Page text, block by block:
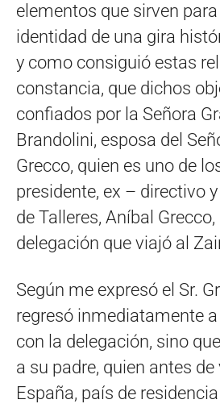
elementos que sirven
identidad de una gira
y como consiguió estas
constancia, que dichos
confiados por la Señora
Brandolini, esposa del
Grecco, quien es uno de
presidente, ex – directivo
de Talleres, Aníbal
delegación que viajó al
Según me expresó el Sr.
regresó inmediatamente
con la delegación, sino
a su padre, quien antes
España, país de